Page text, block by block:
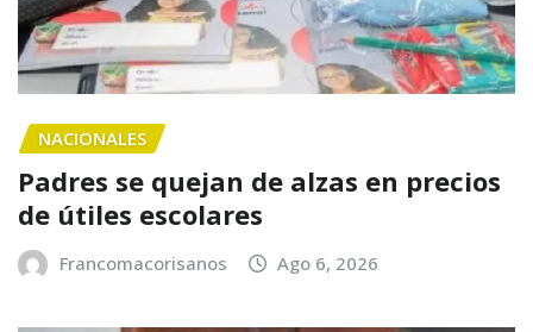
NACIONALES
Padres se quejan de alzas en precios
de útiles escolares
Francomacorisanos Ago 6, 2026